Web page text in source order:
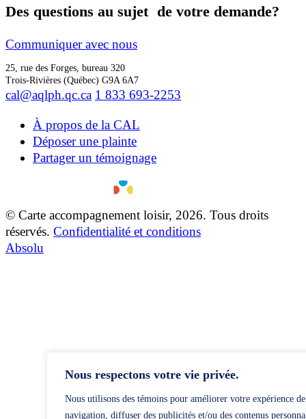
Nous respectons votre vie privée.
Nous utilisons des témoins pour améliorer votre expérience de
navigation, diffuser des publicités et/ou des contenus
Des questions au sujet de votre demande?
Communiquer avec nous
25, rue des Forges, bureau 320
Trois-Rivières (Québec) G9A 6A7
cal@aqlph.qc.ca 1 833 693-2253
À propos de la CAL
Déposer une plainte
Partager un témoignage
© Carte accompagnement loisir, 2026. Tous droits
réservés. Confidentialité et conditions
Absolu